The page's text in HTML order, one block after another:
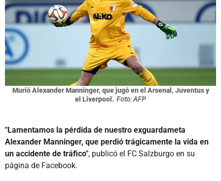
Murió Alexander Manninger, que jugó en el Arsenal, Juventus y
el Liverpool. Foto: AFP
"Lamentamos la pérdida de nuestro exguardameta
Alexander Manninger, que perdió trágicamente la vida en
un accidente de tráfico", publicó el FC Salzburgo en su
página de Facebook.